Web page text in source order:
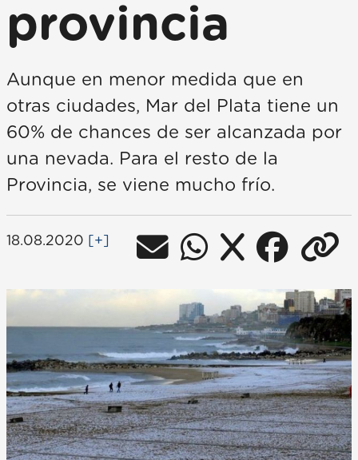
provincia
Aunque en menor medida que en
otras ciudades, Mar del Plata tiene un
60% de chances de ser alcanzada por
una nevada. Para el resto de la
Provincia, se viene mucho frío.
18.08.2020 [+]